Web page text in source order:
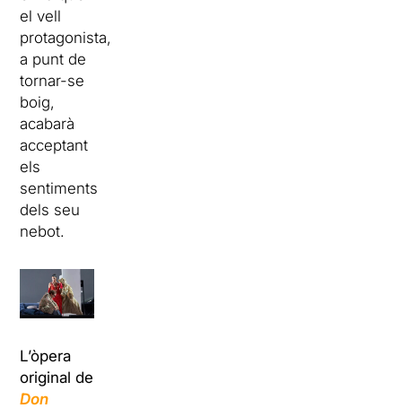
el vell
protagonista,
a punt de
tornar-se
boig,
acabarà
acceptant
els
sentiments
dels seu
nebot.
L’òpera
original de
Don